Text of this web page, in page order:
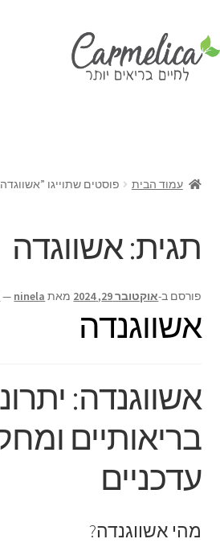
עמוד הבית פוסטים שתוייגו
תגית:אשווגדה
פורסם ב-אוקטובר 29, 2024 מאת ninela
—
אשווגנדה
אשווגנדה:
בריאותיים
עדכניים
מהי אשווגנדה?